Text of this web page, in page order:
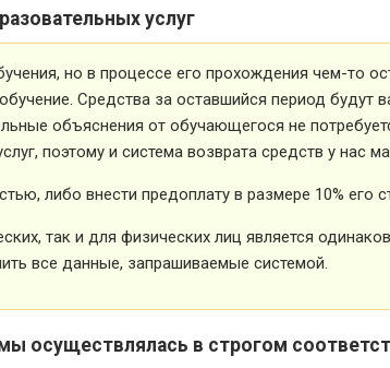
услуг
но в процессе его прохождения чем-то
Средства за оставшийся период будут
объяснения от обучающегося не
поэтому и система возврата средств у нас
либо внести предоплату в размере 10% его
так и для физических лиц является
все данные, запрашиваемые системой.
осуществлялась в строгом